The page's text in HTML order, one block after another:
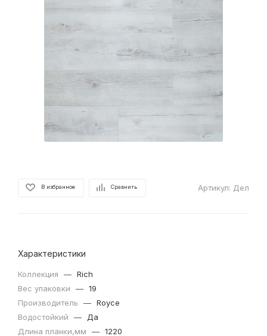
В избранное Сравнить Артикул: Дел
Характеристики
Коллекция — Rich
Вес упаковки
— 19
Производитель
— Royce
Водостойкий
—
Да
Длина планки,мм
— 1220